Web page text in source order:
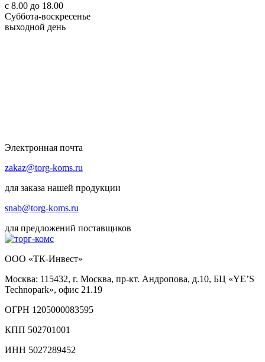
с 8.00 до 18.00
Суббота-воскресенье
выходной день
Электронная почта
zakaz@torg-koms.ru
для заказа нашей продукции
snab@torg-koms.ru
для предложений поставщиков
ООО «ТК-Инвест»
Москва: 115432, г. Москва, пр-кт. Андропова, д.10, БЦ «YE’S
Technopark», офис 21.19
ОГРН 1205000083595
КПП 502701001
ИНН 5027289452